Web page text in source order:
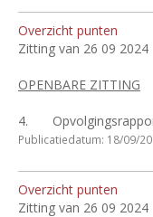
Overzicht punten
Zitting van 26 09 2024
OPENBARE ZITTING
4.
Publicatiedatum: 18/09/
Overzicht punten
Zitting van 26 09 2024